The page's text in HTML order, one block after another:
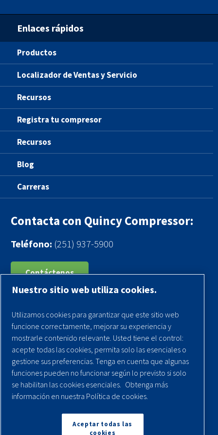
Enlaces rápidos
Productos
Localizador de Ventas y Servicio
Recursos
Registra tu compresor
Recursos
Blog
Carreras
Contacta con Quincy Compressor:
Teléfono: (251) 937-5900
Contáctenos
Aviso legal
Garantías
Política de privacidad
Términos y Condiciones
Mapa del sitio
© 2026 Quincy Compressor. Todos los derechos
Nuestro sitio web utiliza cookies.
Utilizamos cookies para garantizar que este sitio web
funcione correctamente, mejorar su experiencia y
mostrarle contenido relevante. Usted tiene el control:
acepte todas las cookies, permita solo las esenciales o
gestione sus preferencias. Tenga en cuenta que algunas
funciones pueden no funcionar según lo previsto si solo
se habilitan las cookies esenciales. Obtenga más
información en nuestra Política de cookies.
Aceptar todas las
cookies